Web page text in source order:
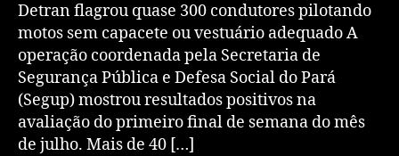
Detran flagrou quase 300 condutores pilotando
motos sem capacete ou vestuário adequado A
operação coordenada pela Secretaria de
Segurança Pública e Defesa Social do Pará
(Segup) mostrou resultados positivos na
avaliação do primeiro final de semana do mês
de julho. Mais de 40 […]